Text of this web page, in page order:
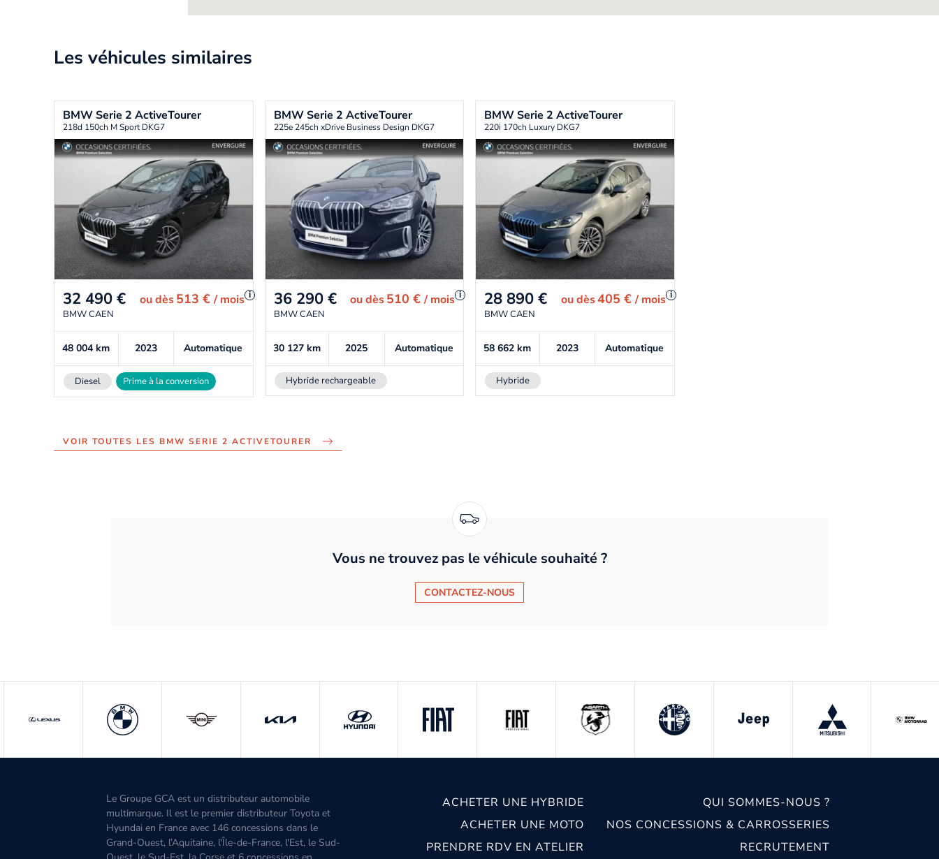
Les véhicules similaires
BMWSerie 2 ActiveTourer
218d 150ch M Sport DKG7
32 490 € oudès 513 €/ mois i
BMW CAEN
48 004km 2023 Automatique
Diesel Prime à la conversion
BMWSerie 2 ActiveTourer
225e 245ch xDrive Business Design DKG7
36 290 € oudès510 €/ mois i
BMW CAEN
30 127 km 2025 Automatique
Hybride rechargeable
BMWSerie 2 ActiveTourer
220i 170ch Luxury DKG7
28 890 € oudès405 €/ mois i
BMW CAEN
58 662km 2023 Automatique
Hybride
VOIR TOUTES LES BMW SERIE 2 ACTIVETOURER
Vous ne trouvez pas le véhicule souhaité ?
CONTACTEZ-NOUS
Le Groupe GCA est un distributeur automobile
multimarque. Il est le premier distributeur Toyota et
Hyundai en France avec 146 concessions dans le
Grand-Ouest, l’Aquitaine, l'Île-de-France, l'Est, le Sud-
ACHETER UNE HYBRIDE
ACHETER UNE MOTO
PRENDRE RDV EN ATELIER
QUI SOMMES-NOUS ?
NOS CONCESSIONS & CARROSSERIES
RECRUTEMENT